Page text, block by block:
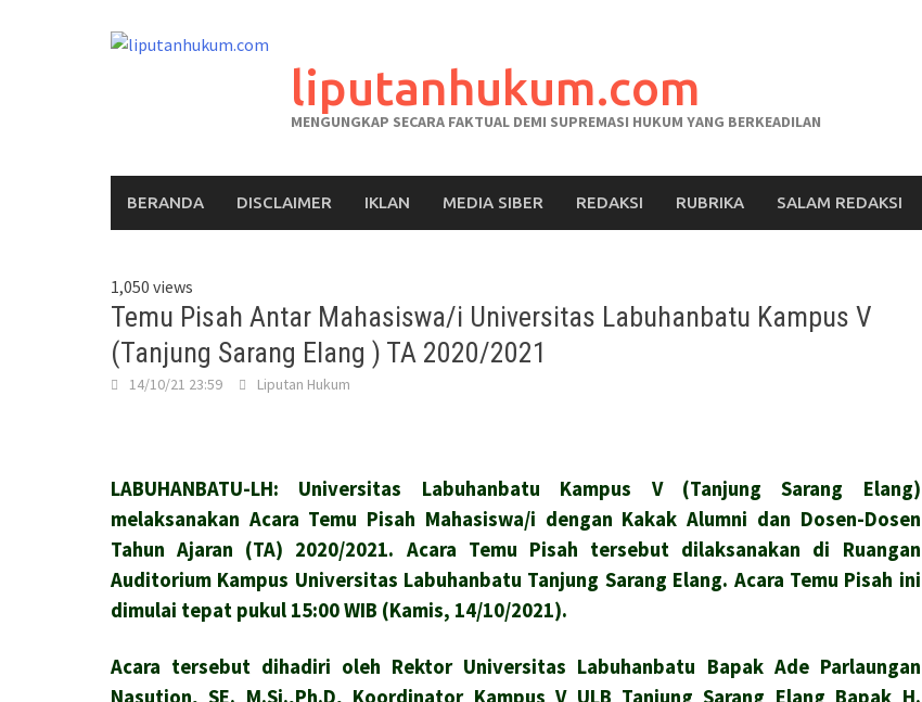
liputanhukum.com
MENGUNGKAP SECARA FAKTUAL DEMI SUPREMASI HUKUM YANG BERKEADILAN
BERANDA DISCLAIMER IKLAN MEDIA SIBER REDAKSI RUBRIKA SALAM REDAKSI
1,050 views
Temu Pisah Antar Mahasiswa/i Universitas Labuhanbatu Kampus V
(Tanjung Sarang Elang ) TA 2020/2021
14/10/21 23:59 Liputan Hukum
LABUHANBATU-LH: Universitas Labuhanbatu Kampus V (Tanjung Sarang Elang)
melaksanakan Acara Temu Pisah Mahasiswa/i dengan Kakak Alumni dan Dosen-Dosen
Tahun Ajaran (TA) 2020/2021. Acara Temu Pisah tersebut dilaksanakan di Ruangan
Auditorium Kampus Universitas Labuhanbatu Tanjung Sarang Elang. Acara Temu Pisah ini
dimulai tepat pukul 15:00 WIB (Kamis, 14/10/2021).
Acara tersebut dihadiri oleh Rektor Universitas Labuhanbatu Bapak Ade Parlaungan